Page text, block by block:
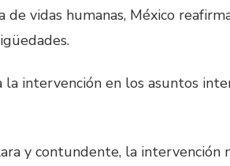
de vidas humanas, México
la intervención en los asuntos
y contundente, la intervención